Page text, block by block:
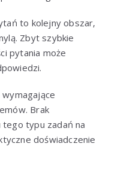
to kolejny obszar,
Zbyt szybkie
pytania może
Brak
typu zadań na
doświadczenie